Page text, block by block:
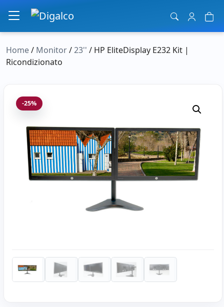
Navigazione principale
Home/ Monitor/23'' / HP EliteDisplay E232 Kit |
Ricondizionato
-25%